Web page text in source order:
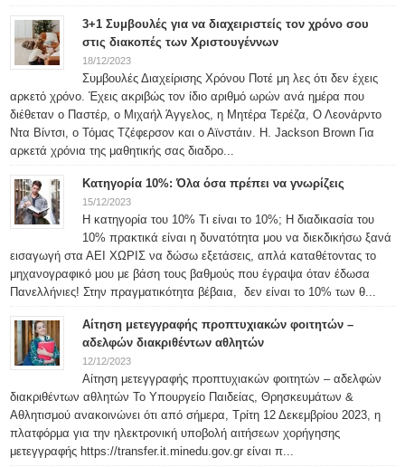
3+1 Συμβουλές για να διαχειριστείς τον χρόνο σου
στις διακοπές των Χριστουγέννων
18/12/2023
Συμβουλές Διαχείρισης Χρόνου Ποτέ μη λες ότι δεν έχεις
αρκετό χρόνο. Έχεις ακριβώς τον ίδιο αριθμό ωρών ανά ημέρα που
διέθεταν ο Παστέρ, ο Μιχαήλ Άγγελος, η Μητέρα Τερέζα, Ο Λεονάρντο
Ντα Βίντσι, ο Τόμας Τζέφερσον και ο Αϊνστάιν. H. Jackson Brown Για
αρκετά χρόνια της μαθητικής σας διαδρο...
Κατηγορία 10%: Όλα όσα πρέπει να γνωρίζεις
15/12/2023
Η κατηγορία του 10% Τι είναι το 10%; Η διαδικασία του
10% πρακτικά είναι η δυνατότητα μου να διεκδικήσω ξανά
εισαγωγή στα ΑΕΙ ΧΩΡΙΣ να δώσω εξετάσεις, απλά καταθέτοντας το
μηχανογραφικό μου με βάση τους βαθμούς που έγραψα όταν έδωσα
Πανελλήνιες! Στην πραγματικότητα βέβαια, δεν είναι το 10% των θ...
Αίτηση μετεγγραφής προπτυχιακών φοιτητών –
αδελφών διακριθέντων αθλητών
12/12/2023
Αίτηση μετεγγραφής προπτυχιακών φοιτητών – αδελφών
διακριθέντων αθλητών Το Υπουργείο Παιδείας, Θρησκευμάτων &
Αθλητισμού ανακοινώνει ότι από σήμερα, Τρίτη 12 Δεκεμβρίου 2023, η
πλατφόρμα για την ηλεκτρονική υποβολή αιτήσεων χορήγησης
μετεγγραφής https://transfer.it.minedu.gov.gr είναι π...